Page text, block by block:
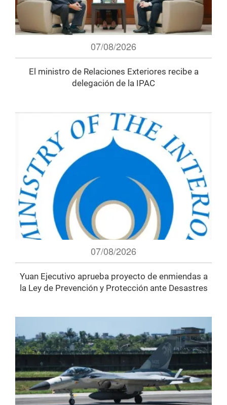
07/08/2026
El ministro de Relaciones Exteriores recibe a
delegación de la IPAC
07/08/2026
Yuan Ejecutivo aprueba proyecto de enmiendas a
la Ley de Prevención y Protección ante Desastres